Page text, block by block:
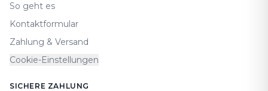
So geht es
Kontaktformular
Zahlung & Versand
Cookie-Einstellungen
SICHERE ZAHLUNG